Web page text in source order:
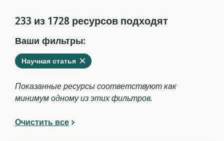
233 из 1728 ресурсов подходят
Ваши фильтры:
Удалить
Научная статьяиз
текущих
Показанные ресурсы соответствуют как
минимум одному из этих фильтров.
Очистить все